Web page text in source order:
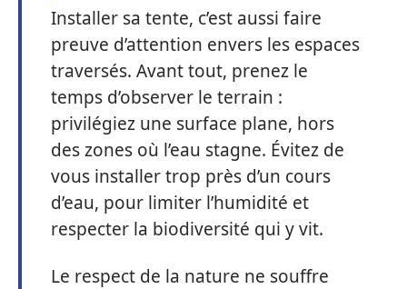
Installer sa tente, c’est aussi faire
preuve d’attention envers les espaces
traversés. Avant tout, prenez le
temps d’observer le terrain :
privilégiez une surface plane, hors
des zones où l’eau stagne. Évitez de
vous installer trop près d’un cours
d’eau, pour limiter l’humidité et
respecter la biodiversité qui y vit.
Le respect de la nature ne souffre